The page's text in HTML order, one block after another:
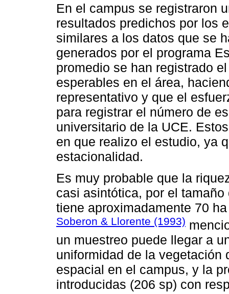
En el campus se registraron
resultados predichos por los
similares a los datos que se
generados por el programa
promedio se han registrado
esperables en el área,
representativo y que el
para registrar el número de
universitario de la UCE.
en que realizo el estudio, ya
estacionalidad.
Es muy probable que la
casi asintótica, por el
tiene aproximadamente 70
Soberon & Llorente (1993)
un muestreo puede llegar a
uniformidad de la vegetación
espacial en el campus, y la
introducidas (206 sp) con